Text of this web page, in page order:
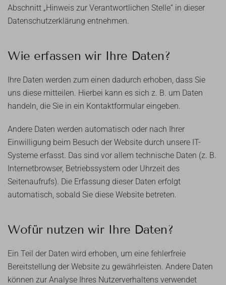
Abschnitt „Hinweis zur Verantwortlichen Stelle“ in dieser
Datenschutzerklärung entnehmen.
Wie erfassen wir Ihre Daten?
Ihre Daten werden zum einen dadurch erhoben, dass Sie
uns diese mitteilen. Hierbei kann es sich z. B. um Daten
handeln, die Sie in ein Kontaktformular eingeben.
Andere Daten werden automatisch oder nach Ihrer
Einwilligung beim Besuch der Website durch unsere IT-
Systeme erfasst. Das sind vor allem technische Daten (z. B.
Internetbrowser, Betriebssystem oder Uhrzeit des
Seitenaufrufs). Die Erfassung dieser Daten erfolgt
automatisch, sobald Sie diese Website betreten.
Wofür nutzen wir Ihre Daten?
Ein Teil der Daten wird erhoben, um eine fehlerfreie
Bereitstellung der Website zu gewährleisten. Andere Daten
können zur Analyse Ihres Nutzerverhaltens verwendet